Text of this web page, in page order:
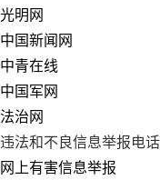
光明网
中国新闻网
中青在线
中国军网
法治网
违法和不良信息举报电
网上有害信息举报